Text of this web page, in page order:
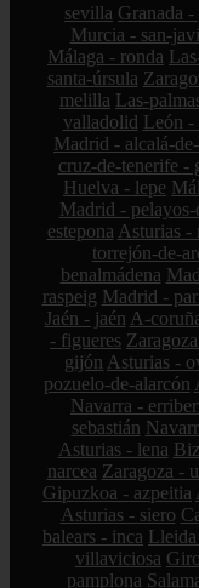
sevilla Granada -
Murcia - san-
Málaga - ronda
santa-úrsula
melilla Las-
valladolid León -
Madrid - alcalá-
cruz-de-tenerife -
Huelva - lepe
Madrid - pelayos-
estepona Asturias -
torrejón-de-
benalmádena
raspeig Madrid -
Jaén - jaén A-
- figueres
gijón Asturias -
pozuelo-de-alarcón
Navarra -
sebastián
Asturias - lena
narcea Zaragoza -
Gipuzkoa - azpeitia
Asturias - siero
balears - inca Lleida
villaviciosa
pamplona